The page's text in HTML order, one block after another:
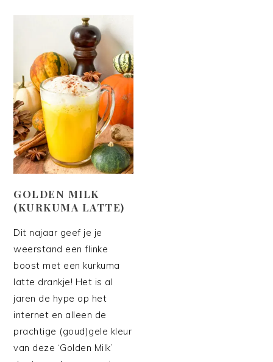
GOLDEN MILK
(KURKUMA LATTE)
Dit najaar geef je je
weerstand een flinke
boost met een kurkuma
latte drankje! Het is al
jaren de hype op het
internet en alleen de
prachtige (goud)gele kleur
van deze ‘Golden Milk’